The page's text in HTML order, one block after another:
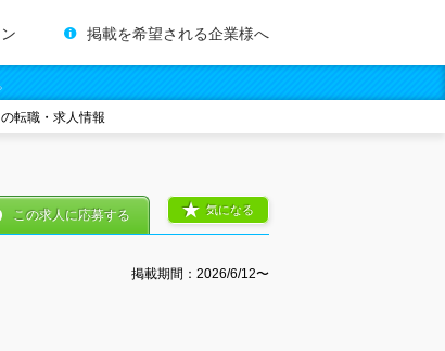
掲載を希望される企業様へ
転職・求人情報
掲載期間：2026/6/12〜
気になる
この求人に応募する